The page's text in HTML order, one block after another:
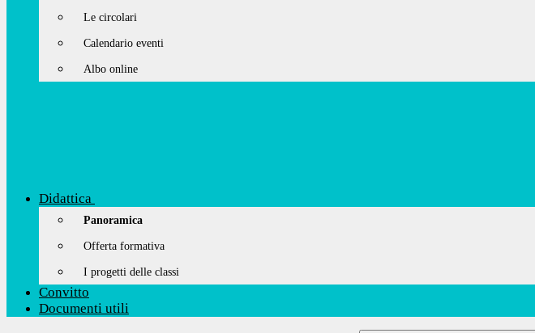
Le circolari
Calendario eventi
Albo online
Didattica
Panoramica
Offerta formativa
I progetti delle classi
Convitto
Documenti utili